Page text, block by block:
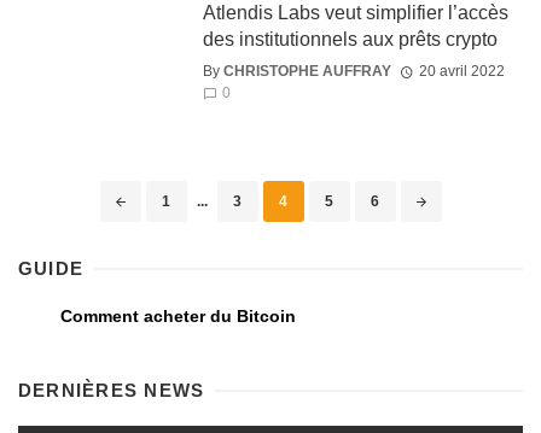
Atlendis Labs veut simplifier l’accès
des institutionnels aux prêts crypto
By CHRISTOPHE AUFFRAY
20 avril 2022
0
1 ... 3 4 5 6
GUIDE
Comment acheter du Bitcoin
DERNIÈRES NEWS